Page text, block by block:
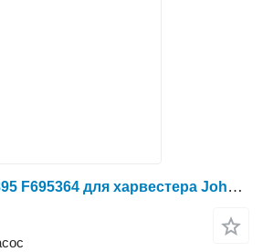
Гидронасос F069895 F695364 для харвестера John Deere 1270 E 1470 E